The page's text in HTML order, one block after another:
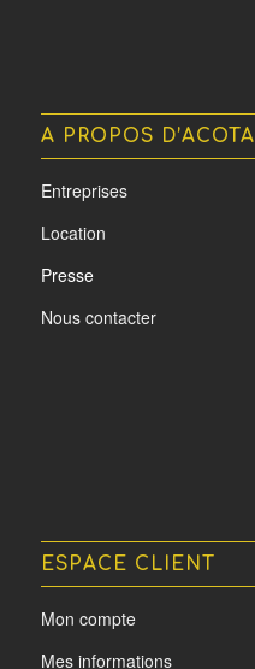
A PROPOS D’ACOTA
Entreprises
Location
Presse
Nous contacter
ESPACE CLIENT
Mon compte
Mes informations